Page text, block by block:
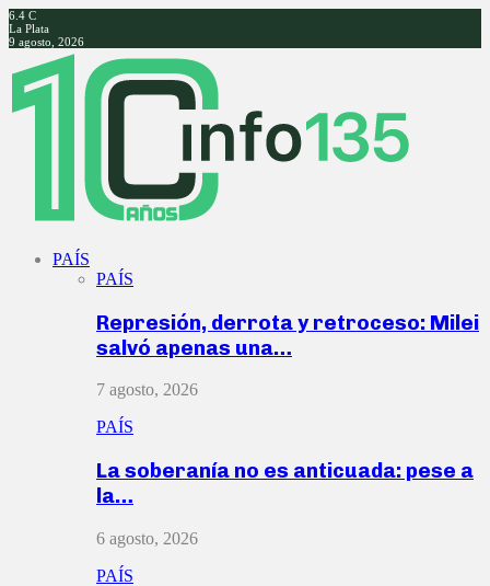
6.4 C
La Plata
9 agosto, 2026
Facebook
Twitter
Instagram
Youtube
PAÍS
PAÍS
Represión, derrota y retroceso: Milei
salvó apenas una…
7 agosto, 2026
PAÍS
La soberanía no es anticuada: pese a
la…
6 agosto, 2026
PAÍS